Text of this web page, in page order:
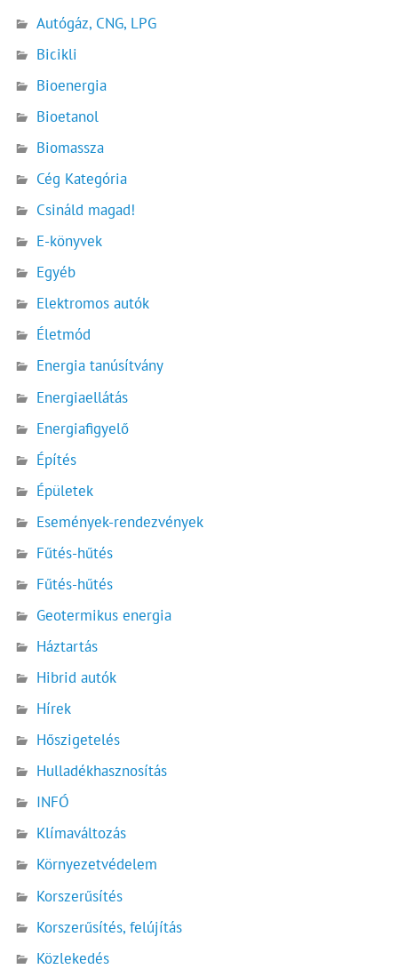
Autógáz, CNG, LPG
Bicikli
Bioenergia
Bioetanol
Biomassza
Cég Kategória
Csináld magad!
E-könyvek
Egyéb
Elektromos autók
Életmód
Energia tanúsítvány
Energiaellátás
Energiafigyelő
Építés
Épületek
Események-rendezvények
Fűtés-hűtés
Fűtés-hűtés
Geotermikus energia
Háztartás
Hibrid autók
Hírek
Hőszigetelés
Hulladékhasznosítás
INFÓ
Klímaváltozás
Környezetvédelem
Korszerűsítés
Korszerűsítés, felújítás
Közlekedés